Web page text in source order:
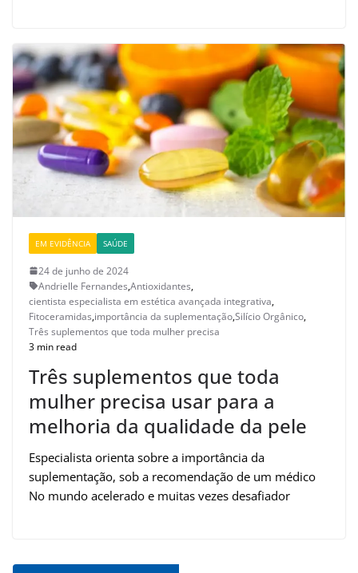
EM EVIDÊNCIA SAÚDE
24 de junho de 2024
Andrielle Fernandes,Antioxidantes,
cientista especialista em estética avançada integrativa,
Fitoceramidas,importância da suplementação,Silício Orgânico,
Três suplementos que toda mulher precisa
3 min read
Três suplementos que toda
mulher precisa usar para a
melhoria da qualidade da pele
Especialista orienta sobre a importância da
suplementação, sob a recomendação de um médico
No mundo acelerado e muitas vezes desafiador